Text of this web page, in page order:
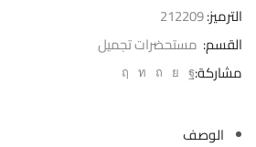
الترميز:212209
القسم: مستحضرات تجميل
مشاركة:
الوصف